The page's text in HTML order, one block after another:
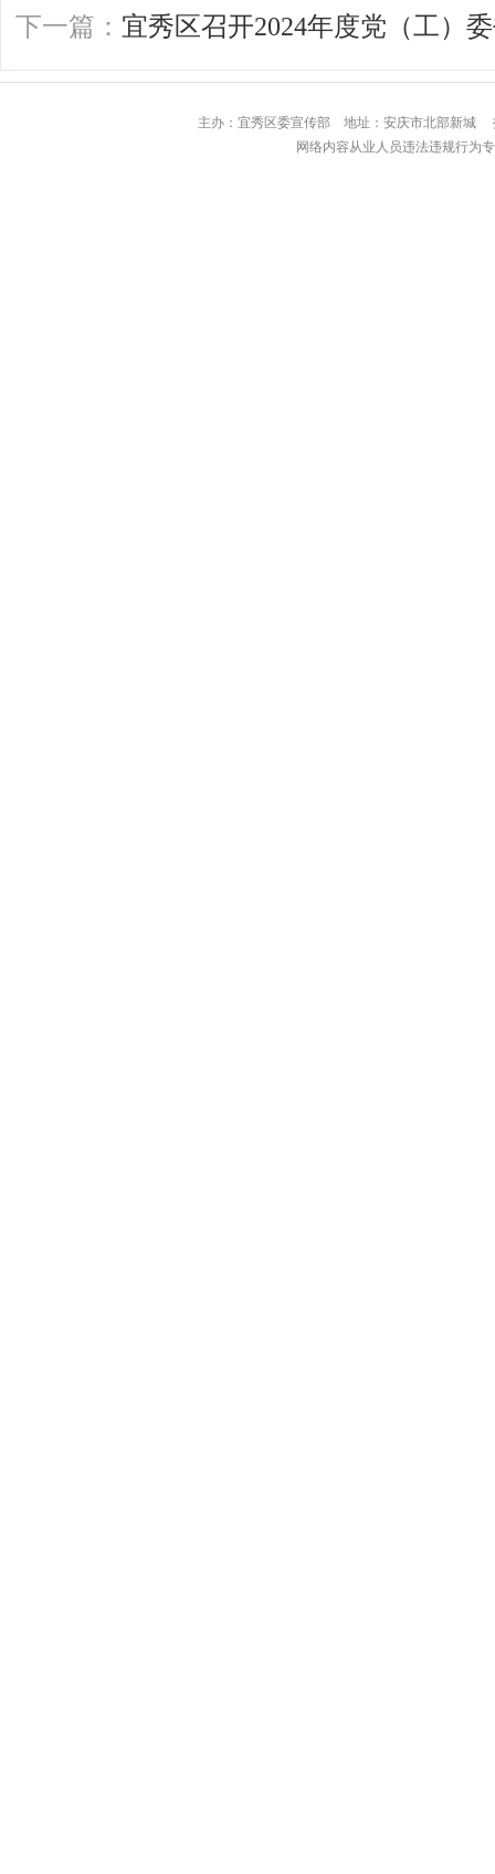
下一篇： 宜秀区召开2024年度党（工）
主办：宜秀区委宣传部 地址：安庆市北
网络内容从业人员违法违规行